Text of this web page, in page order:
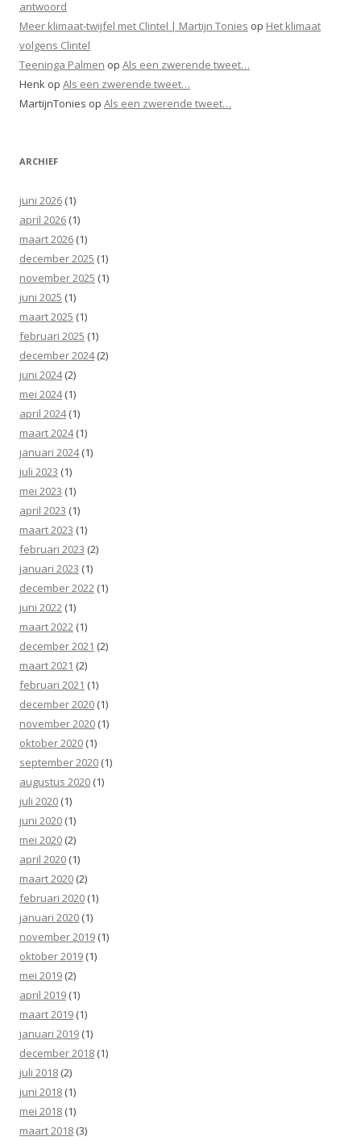
antwoord
Meer klimaat-twijfel met Clintel | Martijn Tonies op Het klimaat
volgens Clintel
Teeninga Palmen op Als een zwerende tweet…
Henk op Als een zwerende tweet…
MartijnTonies op Als een zwerende tweet…
ARCHIEF
juni 2026 (1)
april 2026 (1)
maart 2026 (1)
december 2025 (1)
november 2025 (1)
juni 2025 (1)
maart 2025 (1)
februari 2025 (1)
december 2024(2)
juni 2024(2)
mei 2024(1)
april 2024(1)
maart 2024(1)
januari 2024(1)
juli 2023 (1)
mei 2023 (1)
april 2023 (1)
maart 2023 (1)
februari 2023 (2)
januari 2023 (1)
december 2022 (1)
juni 2022 (1)
maart 2022 (1)
december 2021 (2)
maart 2021 (2)
februari 2021 (1)
december 2020 (1)
november 2020 (1)
oktober 2020 (1)
september 2020 (1)
augustus 2020 (1)
juli 2020 (1)
juni 2020 (1)
mei 2020 (2)
april 2020 (1)
maart 2020 (2)
februari 2020 (1)
januari 2020 (1)
november 2019 (1)
oktober 2019 (1)
mei 2019 (2)
april 2019 (1)
maart 2019 (1)
januari 2019 (1)
december 2018 (1)
juli 2018 (2)
juni 2018 (1)
mei 2018 (1)
maart 2018 (3)